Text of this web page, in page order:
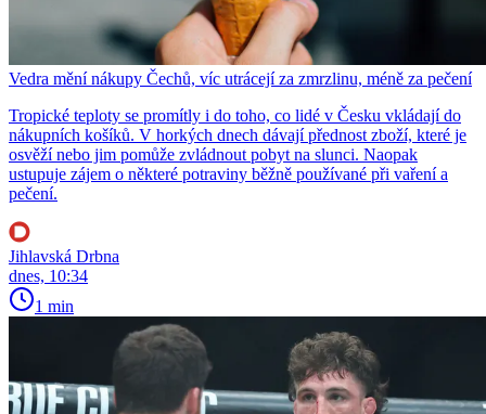
Vedra mění nákupy Čechů, víc utrácejí za zmrzlinu, méně za pečení
Tropické teploty se promítly i do toho, co lidé v Česku vkládají do
nákupních košíků. V horkých dnech dávají přednost zboží, které je
osvěží nebo jim pomůže zvládnout pobyt na slunci. Naopak
ustupuje zájem o některé potraviny běžně používané při vaření a
pečení.
Jihlavská Drbna
dnes, 10:34
1 min